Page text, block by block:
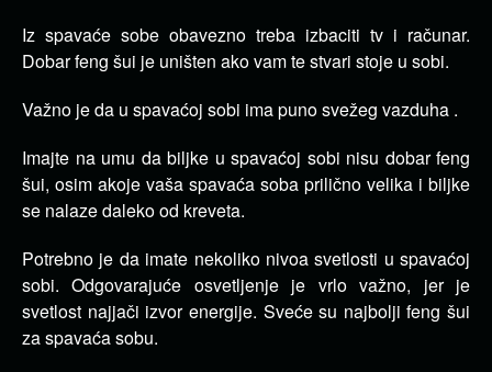
Iz spavaće sobe obavezno treba izbaciti tv i računar.
Dobar feng šui je uništen ako vam te stvari stoje u sobi.
Važno je da u spavaćoj sobi ima puno svežeg vazduha .
Imajte na umu da biljke u spavaćoj sobi nisu dobar feng
šui, osim akoje vaša spavaća soba prilično velika i biljke
se nalaze daleko od kreveta.
Potrebno je da imate nekoliko nivoa svetlosti u spavaćoj
sobi. Odgovarajuće osvetljenje je vrlo važno, jer je
svetlost najjači izvor energije. Sveće su najbolji feng šui
za spavaća sobu.